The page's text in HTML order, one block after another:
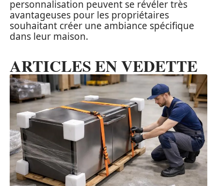
personnalisation peuvent se révéler très
avantageuses pour les propriétaires
souhaitant créer une ambiance spécifique
dans leur maison.
ARTICLES EN VEDETTE